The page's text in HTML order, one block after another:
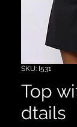
SKU: I531
Top
dtails